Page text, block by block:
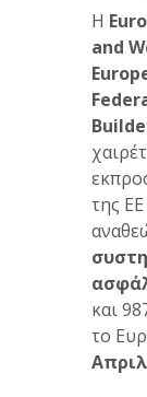
Η
and
της
και
το